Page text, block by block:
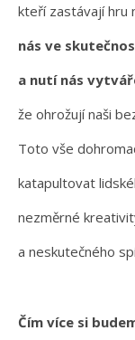
kteří zastávají hru
nás ve
a nutí nás
že ohrožují naši
Toto vše
katapultovat
nezměrné
a neskutečného
Čím více si